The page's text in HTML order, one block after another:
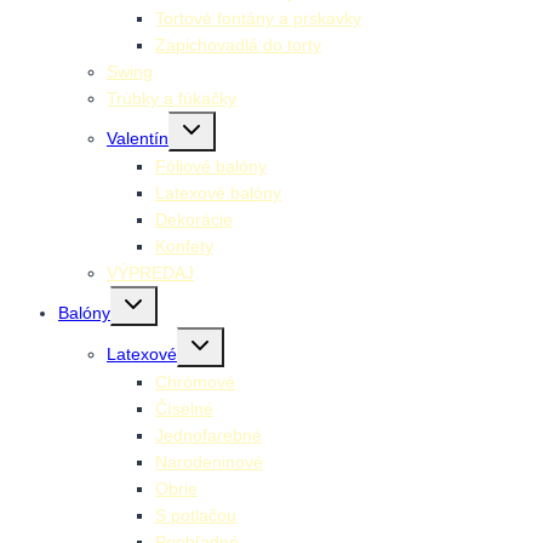
Tortové fontány a prskavky
Zapichovadlá do torty
Swing
Trúbky a fúkačky
Valentín
Toggle
menu
Fóliové balóny
Latexové balóny
Dekorácie
Konfety
VÝPREDAJ
Balóny
Toggle
Latexové
Toggle
menu
Chrómové
Číselné
Jednofarebné
Narodeninové
Obrie
S potlačou